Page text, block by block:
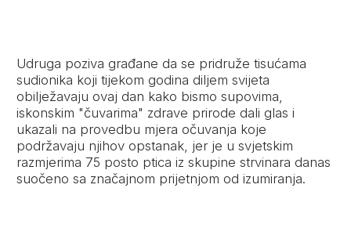
Udruga poziva građane da se pridruže tisućama
sudionika koji tijekom godina diljem svijeta
obilježavaju ovaj dan kako bismo supovima,
iskonskim "čuvarima" zdrave prirode dali glas i
ukazali na provedbu mjera očuvanja koje
podržavaju njihov opstanak, jer je u svjetskim
razmjerima 75 posto ptica iz skupine strvinara danas
suočeno sa značajnom prijetnjom od izumiranja.